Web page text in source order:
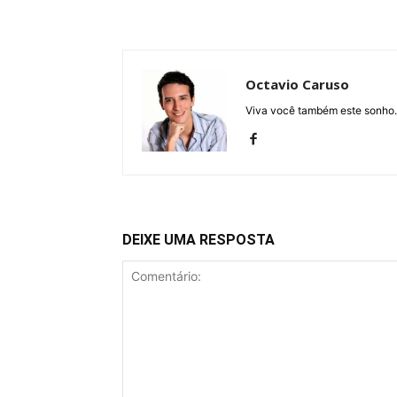
Octavio Caruso
Viva você também este
DEIXE UMA RESPOSTA